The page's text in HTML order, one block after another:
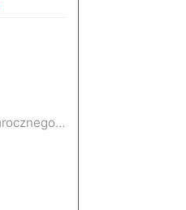
Naznaczony: Wyjście z mrocznego wymiaru